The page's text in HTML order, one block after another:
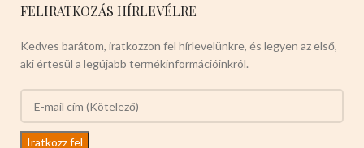
FELIRATKOZÁS HÍRLEVÉLRE
Kedves barátom, iratkozzon fel hírlevelünkre, és legyen az első,
aki értesül a legújabb termékinformációinkról.